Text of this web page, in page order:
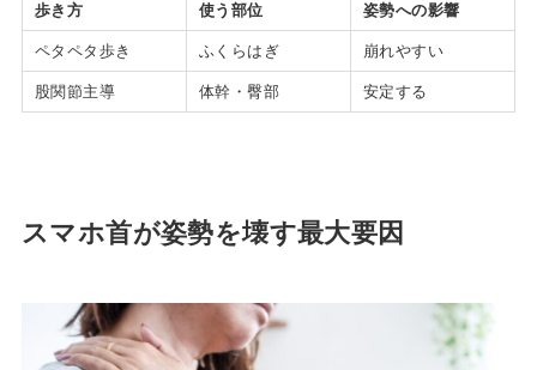
歩き方 使う部位 姿勢への影響
ペタペタ歩き ふくらはぎ 崩れやすい
股関節主導 体幹・臀部 安定する
スマホ首が姿勢を壊す最大要因